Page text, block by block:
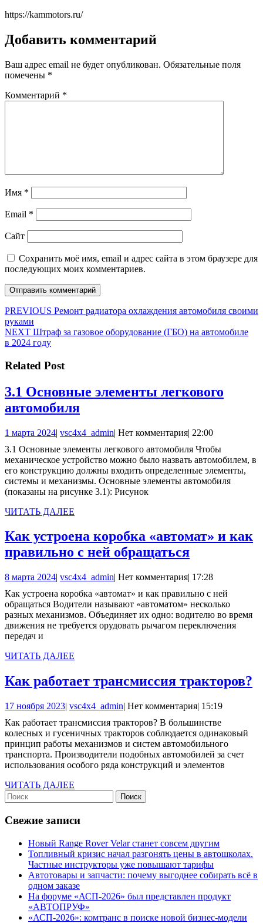
https://kammotors.ru/
Добавить комментарий
Ваш адрес email не будет опубликован. Обязательные поля
помечены *
Комментарий *
Имя *
Email *
Сайт
Сохранить моё имя, email и адрес сайта в этом браузере для
последующих моих комментариев.
Навигация
по
записям
PREVIOUS Предыдущая
Ремонт радиатора охлаждения автомобиля своими
руками
NEXT Следующая
запись:
Штраф за газовое оборудование (ГБО) на автомобиле
в 2024 году
Related Post
3.1 Основные элементы легкового
автомобиля3.1
элементы
легкового
автомобиля
1 марта 20241
2024
| vsc4x4_adminvsc4x4_admin
| Нет комментария| 22:00
3.1 Основные элементы легкового автомобиля Чтобы
механическое устройство можно было назвать автомобилем, в
его конструкцию должны входить определенные элементы,
системы и механизмы. Основные элементы автомобиля
(показаны на рисунке 3.1): Рисунок
ЧИТАТЬ ДАЛЕЕ
Как устроена коробка «автомат» и как
правильно с ней обращатьсяКак
коробка
«автомат»
и
как
ней
8 марта 20248
2024
| vsc4x4_adminvsc4x4_admin
| Нет комментария| 17:28
Как устроена коробка «автомат» и как правильно с ней
обращаться Водители называют «автоматом» несколько
разных механизмов. Объединяет их одно: водителю во время
движения не требуется орудовать рычагом переключения
передач и
ЧИТАТЬ ДАЛЕЕ
Как работает трансмиссия тракторов?
17 ноября 202317
2023
| vsc4x4_adminvsc4x4_admin
| Нет комментария| 15:19
Как работает трансмиссия тракторов? В большинстве
колесных и гусеничных тракторов соблюдается одинаковый
принцип работы механизмов и систем автомобильного
транспорта. Производители подобных автомобилей за счет
использования особого ряда конструкций и элементов
ЧИТАТЬ ДАЛЕЕ
Найти:
Свежие записи
Новый Range Rover Velar станет совсем другим
Топливный кризис начал разгонять цены в автошколах.
Частные инструкторы уже повышают тарифы
Автотовары и запчасти: почему выгоднее собирать всё в
одном заказе
На форуме «АСП-2026» был представлен продукт
«АВТОПРУФ»
«АСП-2026»: комтранс в поиске новой бизнес-модели